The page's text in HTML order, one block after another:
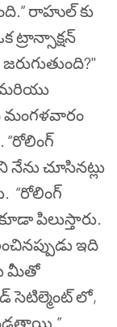
రాహుల్ కు
ట్రాన్సాక్షన్
మరియు
మంగళవారం
“రోలింగ్
నేను చూసినట్లు
“రోలింగ్
పిలుస్తారు.
ఇది
మీతో
సెటిల్మెంట్ లో,